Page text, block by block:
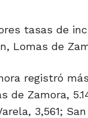
tasas de
Lomas de
registró
de Zamora,
3,561;